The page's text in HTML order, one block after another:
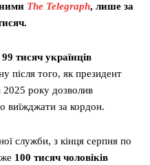
The Telegraph, лише за
99 тисяч українців
після того, як президент
року дозволив
виїжджати за кордон.
служби, з кінця серпня по
100 тисяч чоловіків